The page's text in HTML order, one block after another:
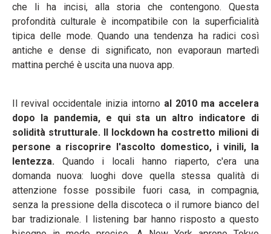
che li ha incisi, alla storia che contengono. Questa
profondità culturale è incompatibile con la superficialità
tipica delle mode. Quando una tendenza ha radici così
antiche e dense di significato, non evaporaun martedì
mattina perché è uscita una nuova app.
Il revival occidentale inizia intorno al 2010 ma accelera
dopo la pandemia, e qui sta un altro indicatore di
solidità strutturale. Il lockdown ha costretto milioni di
persone a riscoprire l'ascolto domestico, i vinili, la
lentezza. Quando i locali hanno riaperto, c'era una
domanda nuova: luoghi dove quella stessa qualità di
attenzione fosse possibile fuori casa, in compagnia,
senza la pressione della discoteca o il rumore bianco del
bar tradizionale. I listening bar hanno risposto a questo